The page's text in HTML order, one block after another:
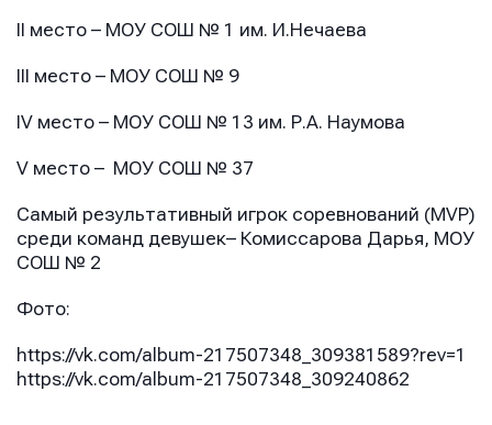
II место – МОУ СОШ № 1 им. И.Нечаева
III место – МОУ СОШ № 9
IV место – МОУ СОШ № 13 им. Р.А. Наумова
V место – МОУ СОШ № 37
Самый результативный игрок соревнований (MVP)
среди команд девушек– Комиссарова Дарья, МОУ
СОШ № 2
Фото:
https://vk.com/album-217507348_309381589?rev=1
https://vk.com/album-217507348_309240862
Имя
Имя
Имя